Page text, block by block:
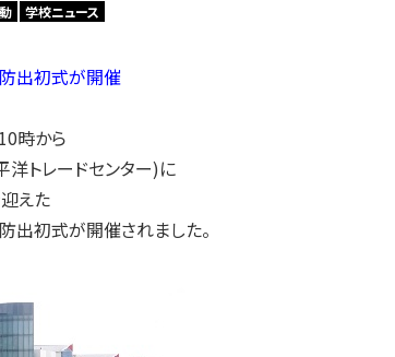
学校ニュース
出初式が開催
時から
トレードセンター)に
えた
初式が開催されました。